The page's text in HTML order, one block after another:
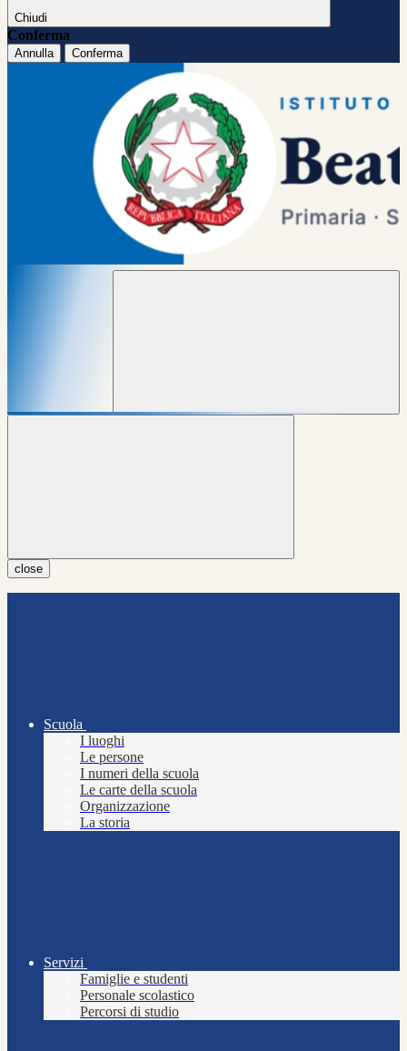
Chiudi
Conferma
Annulla Conferma
close
Scuola
I luoghi
Le persone
I numeri della scuola
Le carte della scuola
Organizzazione
La storia
Servizi
Famiglie e studenti
Personale scolastico
Percorsi di studio